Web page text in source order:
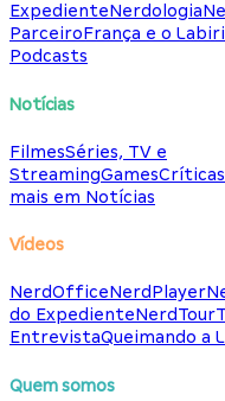
ExpedienteNerdologia
ParceiroFrança e o
Podcasts
Notícias
FilmesSéries, TV e
StreamingGamesCríticas
mais em Notícias
Vídeos
NerdOfficeNerdPlayer
do ExpedienteNerdTour
EntrevistaQueimando a
Quem somos